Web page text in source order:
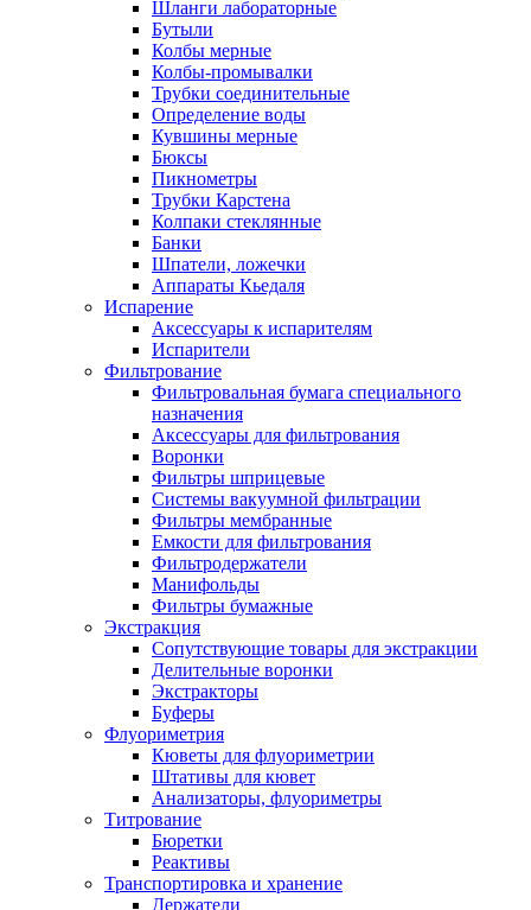
Шланги лабораторные
Бутыли
Колбы мерные
Колбы-промывалки
Трубки соединительные
Определение воды
Кувшины мерные
Бюксы
Пикнометры
Трубки Карстена
Колпаки стеклянные
Банки
Шпатели, ложечки
Аппараты Кьедаля
Испарение
Аксессуары к испарителям
Испарители
Фильтрование
Фильтровальная бумага специального
назначения
Аксессуары для фильтрования
Воронки
Фильтры шприцевые
Системы вакуумной фильтрации
Фильтры мембранные
Емкости для фильтрования
Фильтродержатели
Манифольды
Фильтры бумажные
Экстракция
Сопутствующие товары для экстракции
Делительные воронки
Экстракторы
Буферы
Флуориметрия
Кюветы для флуориметрии
Штативы для кювет
Анализаторы, флуориметры
Титрование
Бюретки
Реактивы
Транспортировка и хранение
Держатели